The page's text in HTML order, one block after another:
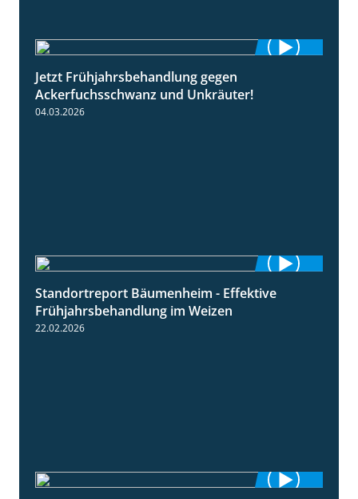
Jetzt Frühjahrsbehandlung gegen
Ackerfuchsschwanz und Unkräuter!
04.03.2026
4:20
Standortreport Bäumenheim - Effektive
Frühjahrsbehandlung im Weizen
22.02.2026